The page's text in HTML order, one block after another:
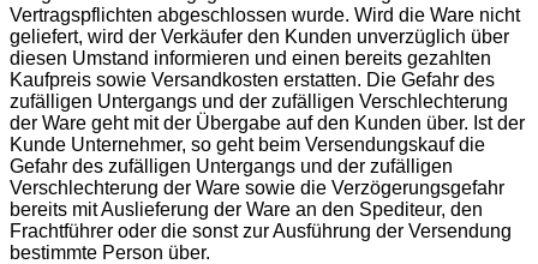
Vertragspflichten abgeschlossen wurde. Wird die Ware nicht
geliefert, wird der Verkäufer den Kunden unverzüglich über
diesen Umstand informieren und einen bereits gezahlten
Kaufpreis sowie Versandkosten erstatten. Die Gefahr des
zufälligen Untergangs und der zufälligen Verschlechterung
der Ware geht mit der Übergabe auf den Kunden über. Ist der
Kunde Unternehmer, so geht beim Versendungskauf die
Gefahr des zufälligen Untergangs und der zufälligen
Verschlechterung der Ware sowie die Verzögerungsgefahr
bereits mit Auslieferung der Ware an den Spediteur, den
Frachtführer oder die sonst zur Ausführung der Versendung
bestimmte Person über.